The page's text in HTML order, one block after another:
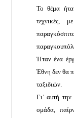
Το θέμα
τεχνικές,
Ήταν ένα
Έθνη δεν θα
ταξιδιών.
Γι’ αυτή την
ομάδα,